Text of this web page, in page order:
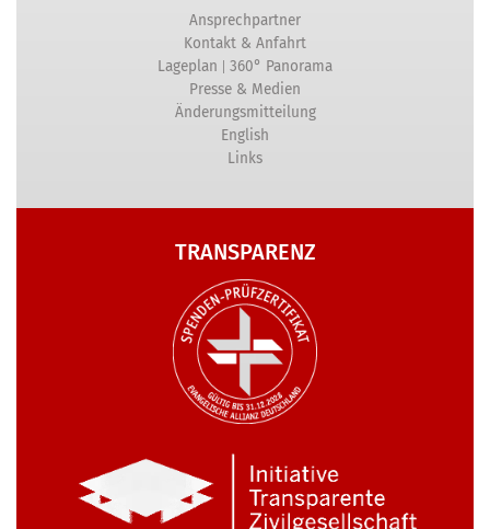
Ansprechpartner
Kontakt & Anfahrt
Lageplan | 360° Panorama
Presse & Medien
Änderungsmitteilung
English
Links
TRANSPARENZ